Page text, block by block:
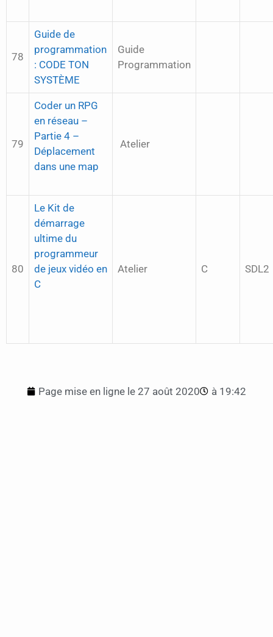
78
Guide de
programmation
: CODE TON
SYSTÈME
Guide
Programmation
79
Coder un RPG
en réseau –
Partie 4 –
Déplacement
dans une map
Atelier
80
Le Kit de
démarrage
ultime du
programmeur
de jeux vidéo en
C
Atelier C SDL2
Page mise en ligne le 27 août 2020 à 19:42